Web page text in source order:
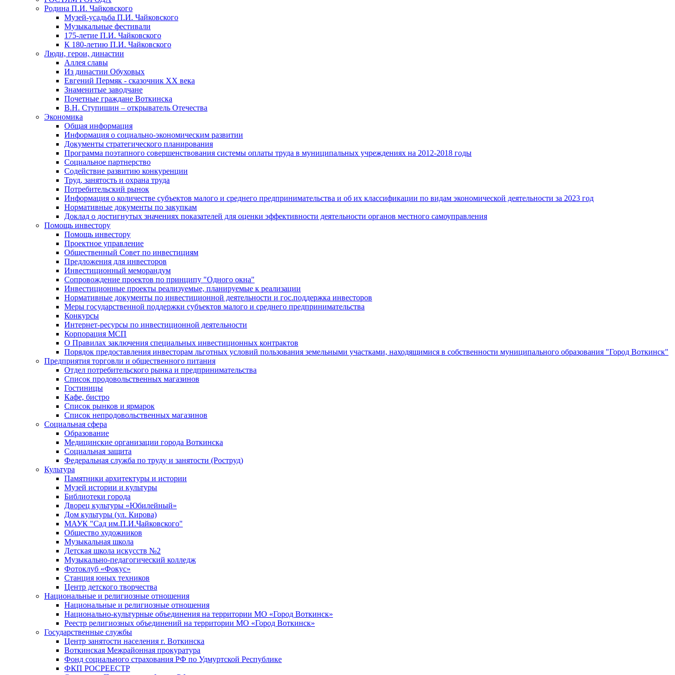
Родина П.И. Чайковского
Музей-усадьба П.И. Чайковского
Музыкальные фестивали
175-летие П.И. Чайковского
К 180-летию П.И. Чайковского
Люди, герои, династии
Аллея славы
Из династии Обуховых
Евгений Пермяк - сказочник XX века
Знаменитые заводчане
Почетные граждане Воткинска
В.Н. Ступишин – открыватель Отечества
Экономика
Общая информация
Информация о социально-экономическим развитии
Документы стратегического планирования
Программа поэтапного совершенствования системы оплаты труда в муниципальных учреждениях на 2012-2018 годы
Социальное партнерство
Содействие развитию конкуренции
Труд, занятость и охрана труда
Потребительский рынок
Информация о количестве субъектов малого и среднего предпринимательства и об их классификации по видам экономической деятельности за 2023 год
Нормативные документы по закупкам
Доклад о достигнутых значениях показателей для оценки эффективности деятельности органов местного самоуправления
Помощь инвестору
Помощь инвестору
Проектное управление
Общественный Совет по инвестициям
Предложения для инвесторов
Инвестиционный меморандум
Сопровождение проектов по принципу "Oдного окна"
Инвестиционные проекты реализуемые, планируемые к реализации
Нормативные документы по инвестиционной деятельности и гос.поддержка инвесторов
Меры государственной поддержки субъектов малого и среднего предпринимательства
Конкурсы
Интернет-ресурсы по инвестиционной деятельности
Корпорация МСП
О Правилах заключения специальных инвестиционных контрактов
Порядок предоставления инвесторам льготных условий пользования земельными участками, находящимися в собственности муниципального образования "Город Воткинск"
Предприятия торговли и общественного питания
Отдел потребительского рынка и предпринимательства
Список продовольственных магазинов
Гостиницы
Кафе, бистро
Cписок рынков и ярмарок
Список непродовольственных магазинов
Социальная сфера
Образование
Медицинские организации города Воткинска
Социальная защита
Федеральная служба по труду и занятости (Роструд)
Культура
Памятники архитектуры и истории
Музей истории и культуры
Библиотеки города
Дворец культуры «Юбилейный»
Дом культуры (ул. Кирова)
МАУК "Сад им.П.И.Чайковского"
Общество художников
Музыкальная школа
Детская школа искусств №2
Музыкально-педагогический колледж
Фотоклуб «Фокус»
Станция юных техников
Центр детского творчества
Национальные и религиозные отношения
Национальные и религиозные отношения
Национально-культурные объединения на территории МО «Город Воткинск»
Реестр религиозных объединений на территории МО «Город Воткинск»
Государственные службы
Центр занятости населения г. Воткинска
Воткинская Межрайонная прокуратура
Фонд социального страхования РФ по Удмуртской Республике
ФКП РОСРЕЕСТР